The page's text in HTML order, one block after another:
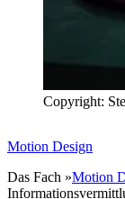
Copyright:
Motion Design
Das Fach »Motion